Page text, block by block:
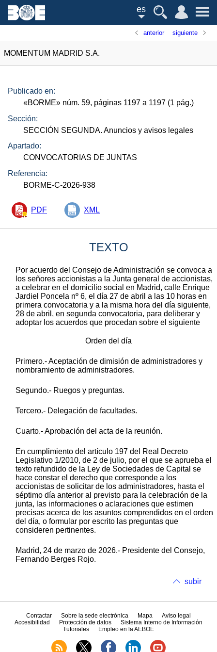
es
anterior siguiente
MOMENTUM MADRID S.A.
Publicado en:
«BORME» núm. 59, páginas 1197 a 1197 (1 pág.)
Sección:
SECCIÓN SEGUNDA. Anuncios y avisos legales
Apartado:
CONVOCATORIAS DE JUNTAS
Referencia:
BORME-C-2026-938
PDF XML
TEXTO
Por acuerdo del Consejo de Administración se convoca a
los señores accionistas a la Junta general de accionistas,
a celebrar en el domicilio social en Madrid, calle Enrique
Jardiel Poncela nº 6, el día 27 de abril a las 10 horas en
primera convocatoria y a la misma hora del día siguiente,
28 de abril, en segunda convocatoria, para deliberar y
adoptar los acuerdos que procedan sobre el siguiente
Orden del día
Primero.- Aceptación de dimisión de administradores y
nombramiento de administradores.
Segundo.- Ruegos y preguntas.
Tercero.- Delegación de facultades.
Cuarto.- Aprobación del acta de la reunión.
En cumplimiento del artículo 197 del Real Decreto
Legislativo 1/2010, de 2 de julio, por el que se aprueba el
texto refundido de la Ley de Sociedades de Capital se
hace constar el derecho que corresponde a los
accionistas de solicitar de los administradores, hasta el
séptimo día anterior al previsto para la celebración de la
junta, las informaciones o aclaraciones que estimen
precisas acerca de los asuntos comprendidos en el orden
del día, o formular por escrito las preguntas que
consideren pertinentes.
Madrid, 24 de marzo de 2026.- Presidente del Consejo,
Fernando Berges Rojo.
subir
Contactar Sobre la sede electrónica Mapa
Aviso legal
Accesibilidad
Protección de datos
Sistema Interno de Información
Tutoriales
Empleo en la AEBOE